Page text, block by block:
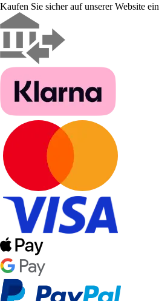
Kaufen Sie sicher auf unserer Website ein